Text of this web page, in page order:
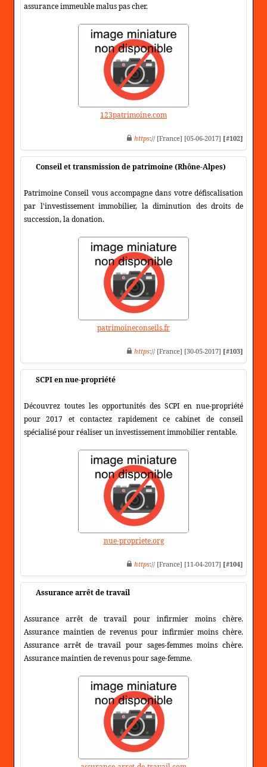
assurance immeuble malus pas cher.
123patrimoine.com
https:// [France] [05-06-2017] [#102]
Conseil et transmission de patrimoine (Rhône-Alpes)
Patrimoine Conseil vous accompagne dans votre défiscalisation
par l'investissement immobilier, la diminution des droits de
succession, la donation.
patrimoineconseils.fr
https:// [France] [30-05-2017] [#103]
SCPI en nue-propriété
Découvrez toutes les opportunités des SCPI en nue-propriété
pour 2017 et contactez rapidement ce cabinet de conseil
spécialisé pour réaliser un investissement immobilier rentable.
nue-propriete.org
https:// [France] [11-04-2017] [#104]
Assurance arrêt de travail
Assurance arrêt de travail pour infirmier moins chère.
Assurance maintien de revenus pour infirmier moins chère.
Assurance arrêt de travail pour sages-femmes moins chère.
Assurance maintien de revenus pour sage-femme.